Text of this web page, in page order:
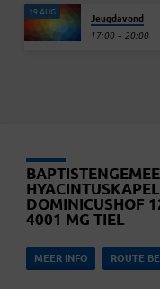
19 AUG Jeugdavond
17:00 – 20:00
HYACINTUSKAPEL
DOMINICUSHOF
4001 MG TIEL
MEER INFO ROUTE